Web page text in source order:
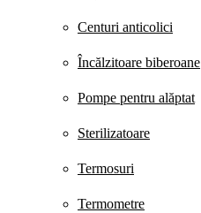
Centuri anticolici
Încălzitoare biberoane
Pompe pentru alăptat
Sterilizatoare
Termosuri
Termometre